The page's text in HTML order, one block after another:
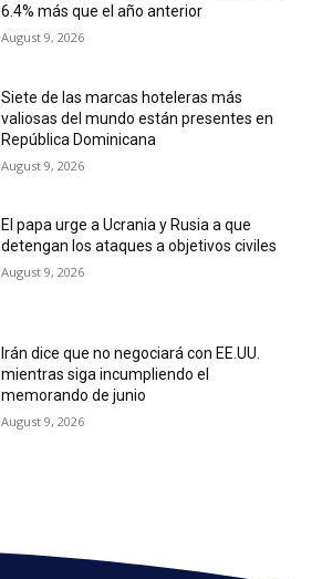
6.4% más que el año anterior
August 9, 2026
Siete de las marcas hoteleras más
valiosas del mundo están presentes en
República Dominicana
August 9, 2026
El papa urge a Ucrania y Rusia a que
detengan los ataques a objetivos civiles
August 9, 2026
Irán dice que no negociará con EE.UU.
mientras siga incumpliendo el
memorando de junio
August 9, 2026